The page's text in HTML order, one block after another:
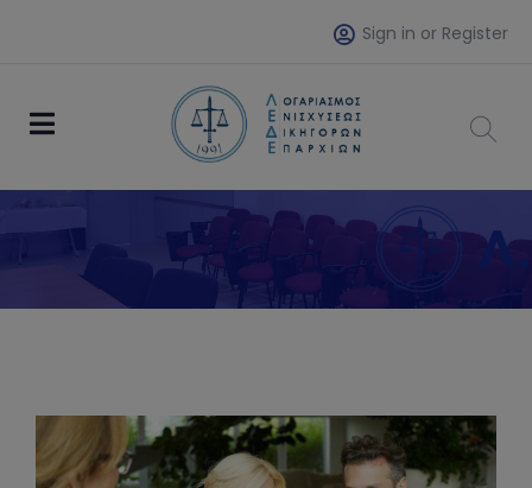
Sign in or Register